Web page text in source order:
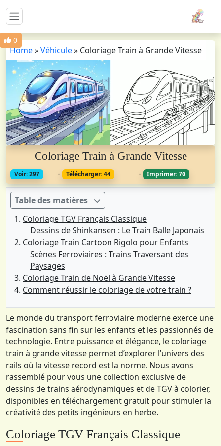
0
Home»Véhicule» Coloriage Train à Grande Vitesse
Coloriage Train à Grande Vitesse
Voir: 297 - Télécharger: 44 - Imprimer: 70
Table des matières
Coloriage TGV Français Classique
Dessins de Shinkansen : Le Train Balle Japonais
Coloriage Train Cartoon Rigolo pour Enfants
Scènes Ferroviaires : Trains Traversant des
Paysages
Coloriage Train de Noël à Grande Vitesse
Comment réussir le coloriage de votre train ?
Le monde du transport ferroviaire moderne exerce une
fascination sans fin sur les enfants et les passionnés de
technologie. Entre puissance et élégance, le coloriage
train à grande vitesse permet d’explorer l’univers des
rails où la vitesse record est la norme. Nous avons
rassemblé pour vous une collection exclusive de
dessins de trains aérodynamiques et de TGV à colorier,
disponibles en téléchargement gratuit pour stimuler la
créativité des petits ingénieurs en herbe.
Coloriage TGV Français Classique